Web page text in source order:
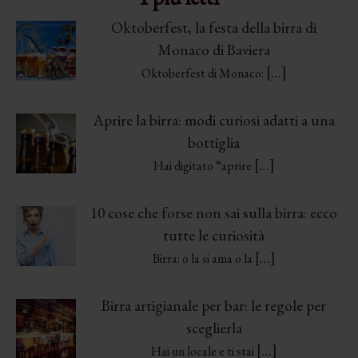
Oktoberfest, la festa della birra di
Monaco di Baviera
Oktoberfest di Monaco: […]
Aprire la birra: modi curiosi adatti a una
bottiglia
Hai digitato “aprire […]
10 cose che forse non sai sulla birra: ecco
tutte le curiosità
Birra: o la si ama o la […]
Birra artigianale per bar: le regole per
sceglierla
Hai un locale e ti stai […]